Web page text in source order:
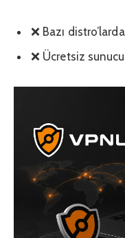
❌ Bazı
❌ Ücretsiz